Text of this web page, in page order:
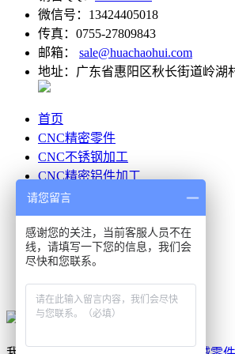
微信号：13424405018
传真：0755-27809843
邮箱： sale@huachaohui.com
地址：广东省惠阳区秋长街道岭湖
首页
CNC精密零件
CNC不锈钢加工
CNC精密铝件加工
CNC精密塑胶加工
客户案例
公司简介
联系我们
在线留言
请您留言
感谢您的关注，当前客服人员不在
线，请填写一下您的信息，我们会
尽快和您联系。